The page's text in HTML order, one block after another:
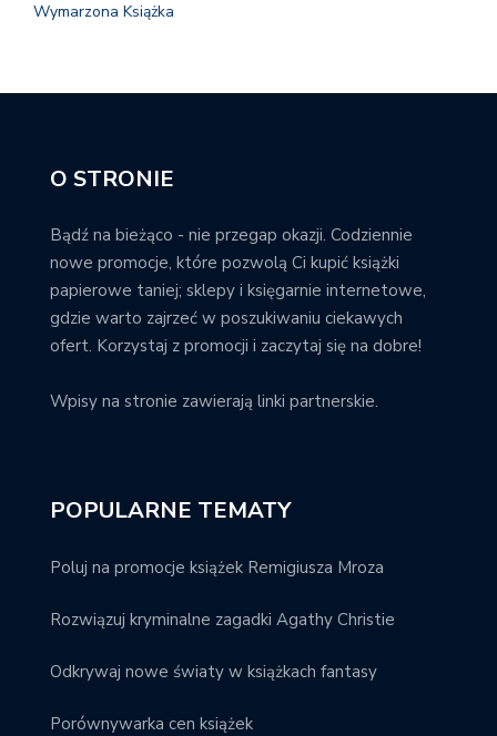
Wymarzona Książka
O STRONIE
Bądź na bieżąco - nie przegap okazji. Codziennie
nowe promocje, które pozwolą Ci kupić książki
papierowe taniej; sklepy i księgarnie internetowe,
gdzie warto zajrzeć w poszukiwaniu ciekawych
ofert. Korzystaj z promocji i zaczytaj się na dobre!
Wpisy na stronie zawierają linki partnerskie.
POPULARNE TEMATY
Poluj na promocje książek Remigiusza Mroza
Rozwiązuj kryminalne zagadki Agathy Christie
Odkrywaj nowe światy w książkach fantasy
Porównywarka cen książek